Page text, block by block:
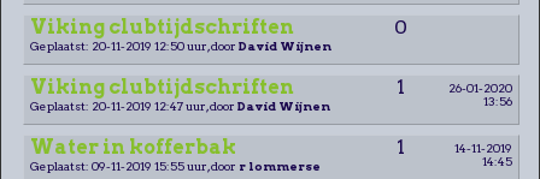
Viking clubtijdschriften 0
Geplaatst: 20-11-2019 12:50 uur, door David Wijnen
Viking clubtijdschriften 1
26-01-2020
13:56
Geplaatst: 20-11-2019 12:47 uur, door David Wijnen
Water in kofferbak 1
14-11-2019
14:45
Geplaatst: 09-11-2019 15:55 uur, door r lommerse